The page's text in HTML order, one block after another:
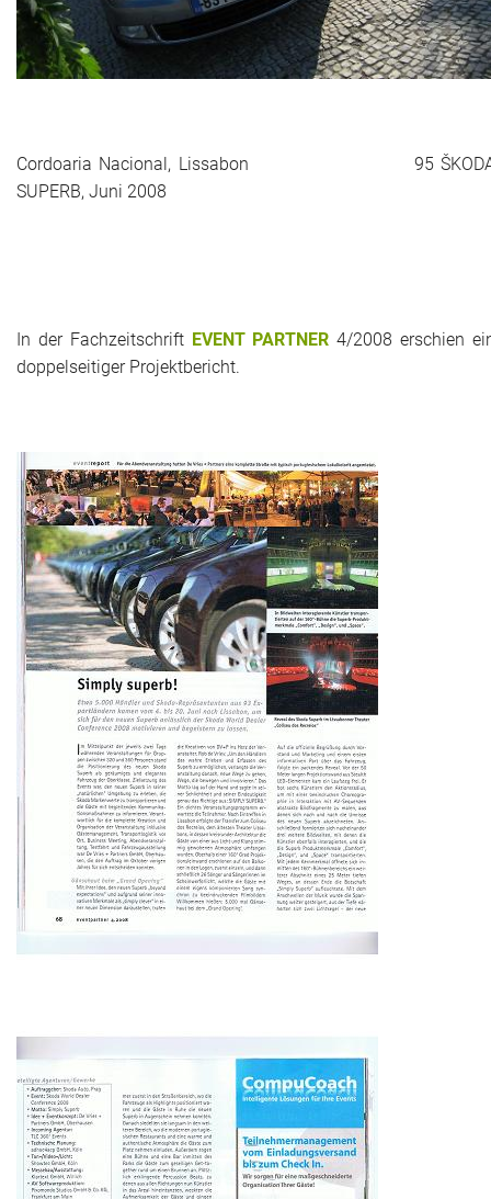
Cordoaria Nacional, Lissabon 95
SUPERB, Juni 2008
In der Fachzeitschrift EVENT PARTNER 4/2008 erschien
doppelseitiger Projektbericht.